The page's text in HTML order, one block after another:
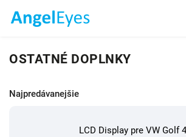
OSTATNÉ DOPLNKY
Najpredávanejšie
LCD Display pre VW Golf